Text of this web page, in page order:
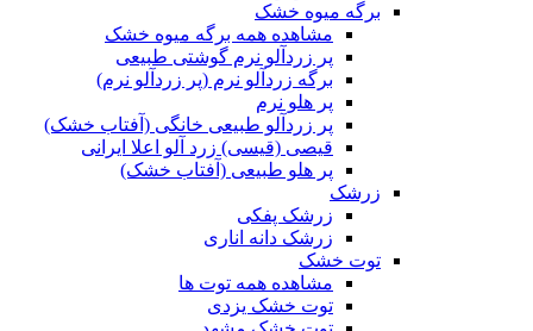
برگه میوه خشک
مشاهده همه برگه میوه خشک
پر زردآلو نرم گوشتی طبیعی
برگه زردآلو نرم (پر زردآلو نرم)
پر هلو نرم
پر زردآلو طبیعی خانگی (آفتاب خشک)
قیصی (قیسی) زرد آلو اعلا ایرانی
پر هلو طبیعی (آفتاب خشک)
زرشک
زرشک پفکی
زرشک دانه اناری
توت خشک
مشاهده همه توت ها
توت خشک یزدی